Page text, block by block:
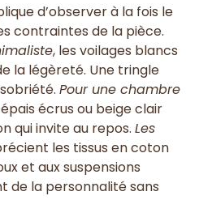
d’observer à la fois le
contraintes de la pièce.
, les voilages blancs
la légèreté. Une tringle
Pour une chambre
écrus ou beige clair
qui invite au repos. Les
les tissus en coton
et aux suspensions
de la personnalité sans